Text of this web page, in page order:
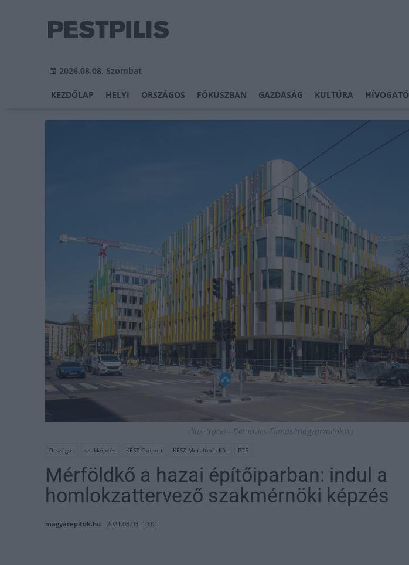
2026.08.08, Szombat
KEZDŐLAP HELYI ORSZÁGOS FÓKUSZBAN GAZDASÁG KULTÚRA HÍVOGATÓ
illusztráció - Dernovics Tamás/magyarepitok.hu
Országos szakképzés KÉSZ Csoport KÉSZ Metaltech Kft. PTE
Mérföldkő a hazai építőiparban: indul a
homlokzattervező szakmérnöki képzés
magyarepitok.hu 2021.08.03. 10:01